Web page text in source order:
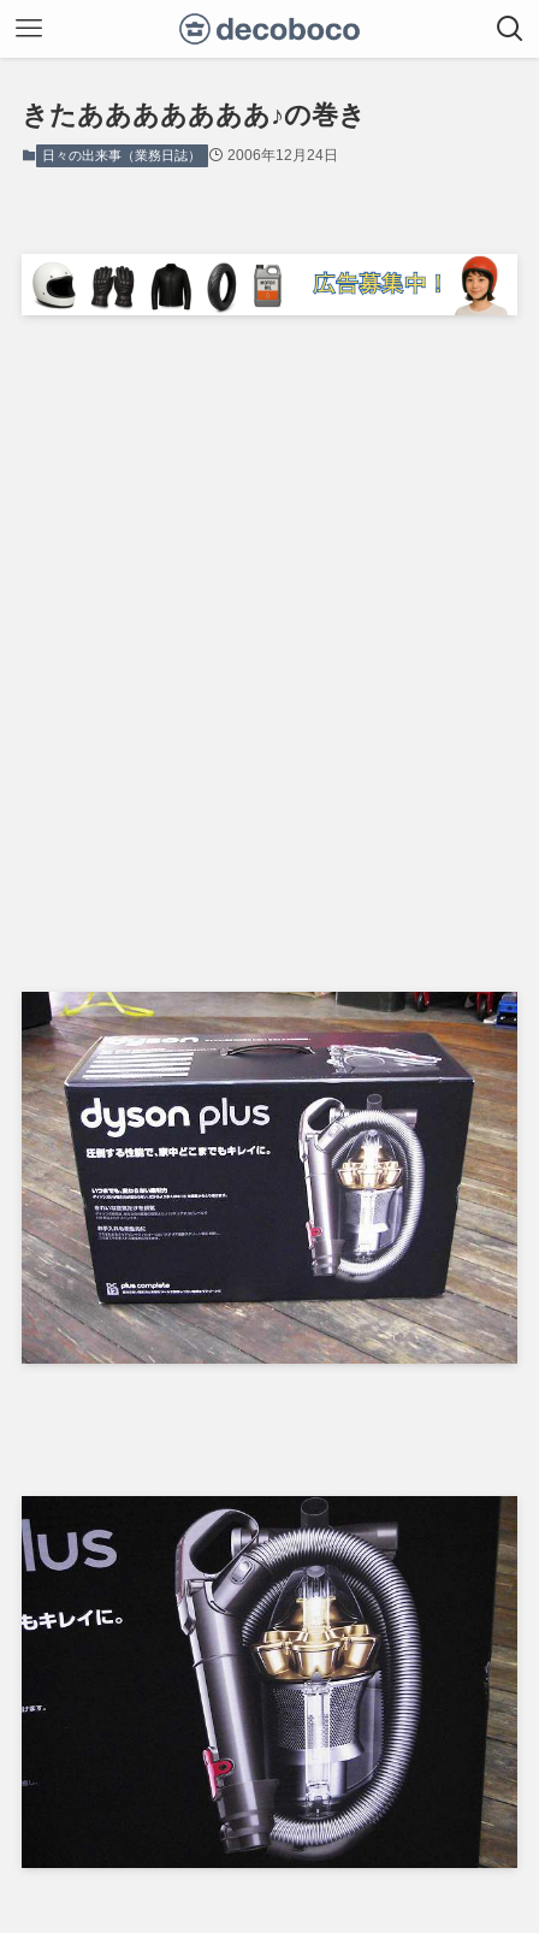
きたあああああああ♪の巻き
日々の出来事（業務日誌） 2006年12月24日